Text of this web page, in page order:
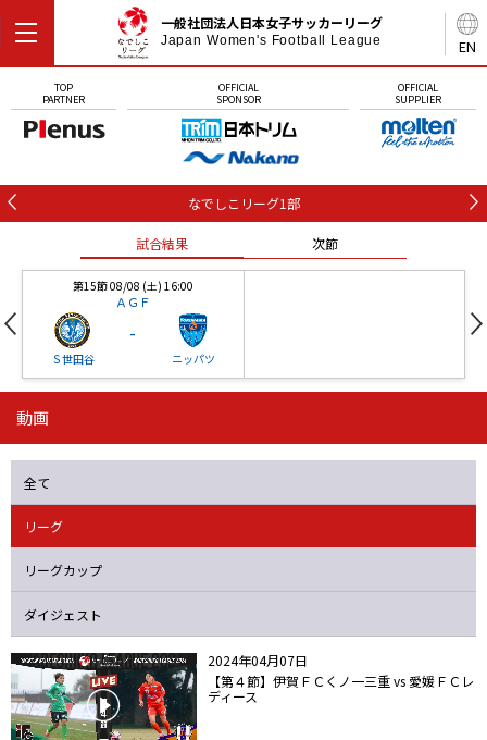
EN
一般社団法人日本女子サッカーリーグ
Japan Women's Football League
TOP
PARTNER
OFFICIAL
SPONSOR
OFFICIAL
SUPPLIER
なでしこリーグ1部
試合結果 次節
第15節 08/08 (土) 16:00
ＡＧＦ
Ｓ世田谷
-
ニッパツ
ニッパツ 石人の星
動画
全て
リーグ
リーグカップ
ダイジェスト
2024年04月07日
【第４節】伊賀ＦＣくノ一三重 vs 愛媛ＦＣレ
ディース